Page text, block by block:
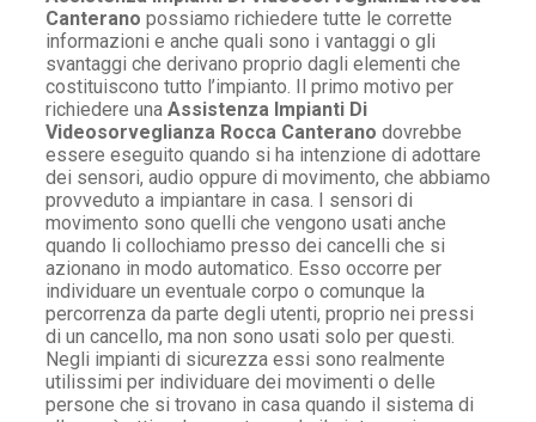
Canterano possiamo richiedere tutte le corrette
informazioni e anche quali sono i vantaggi o gli
svantaggi che derivano proprio dagli elementi che
costituiscono tutto l’impianto. Il primo motivo per
richiedere una Assistenza Impianti Di
Videosorveglianza Rocca Canterano dovrebbe
essere eseguito quando si ha intenzione di adottare
dei sensori, audio oppure di movimento, che abbiamo
provveduto a impiantare in casa. I sensori di
movimento sono quelli che vengono usati anche
quando li collochiamo presso dei cancelli che si
azionano in modo automatico. Esso occorre per
individuare un eventuale corpo o comunque la
percorrenza da parte degli utenti, proprio nei pressi
di un cancello, ma non sono usati solo per questi.
Negli impianti di sicurezza essi sono realmente
utilissimi per individuare dei movimenti o delle
persone che si trovano in casa quando il sistema di